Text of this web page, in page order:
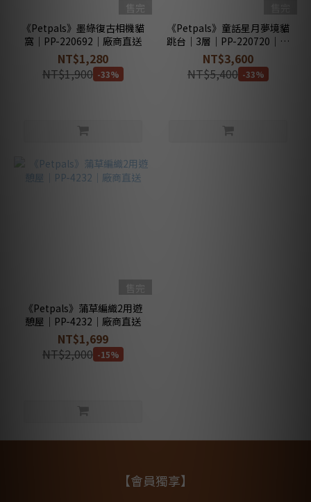
售完
《Petpals》墨綠復古相機貓
窩｜PP-220692｜廠商直送
NT$1,280
NT$1,900 -33%
《Petpals》童話星月夢境貓
跳台｜3層｜PP-220720｜廠
商直送
NT$3,600
NT$5,400 -33%
《Petpals》蒲草編織2用遊
憩屋｜PP-4232｜廠商直送
NT$1,699
NT$2,000 -15%
【會員獨享】